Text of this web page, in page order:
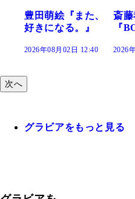
『また、
る。』
月02日 12:40
斎藤恭代
『BOUND』
2026年08月02日 12:35
次へ
グラビアをもっと見る